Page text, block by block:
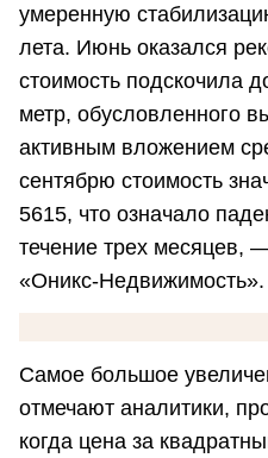
умеренную
лета. Июнь оказался
стоимость подскочила
метр, обусловленного
активным вложением
сентябрю стоимость
5615, что означало
течение трех месяцев,
«Оникс-Недвижимость».
Самое большое
отмечают аналитики,
когда цена за